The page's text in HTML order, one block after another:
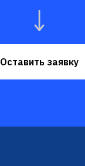
Оставить заявку